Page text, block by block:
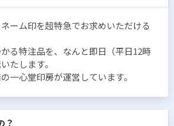
ーム印を超特急でお求めいただける
る特注品を、なんと即日（平日12時
たします。
一心堂印房が運営しています。
？